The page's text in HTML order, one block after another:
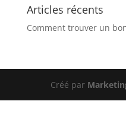
Articles récents
Comment trouver un
Créé par